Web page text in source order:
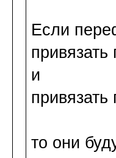
Если
привязать
и
то они